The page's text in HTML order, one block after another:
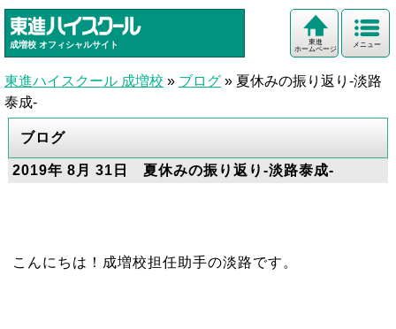
成増校 オフィシャルサイト メニュー
東進
ホームページ
東進ハイスクール 成増校 » ブログ » 夏休みの振り返り-淡路
泰成-
ブログ
2019年 8月 31日 夏休みの振り返り-淡路泰成-
こんにちは！成増校担任助手の淡路です。